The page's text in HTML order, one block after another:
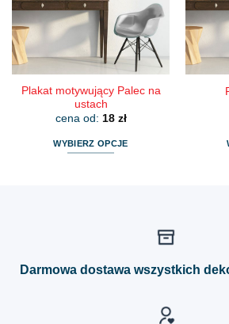
wybrać
na
stronie
produktu
Plakat motywujący Palec na
ustach
cena od: 18 zł
WYBIERZ OPCJE
Darmowa dostawa wszystkich